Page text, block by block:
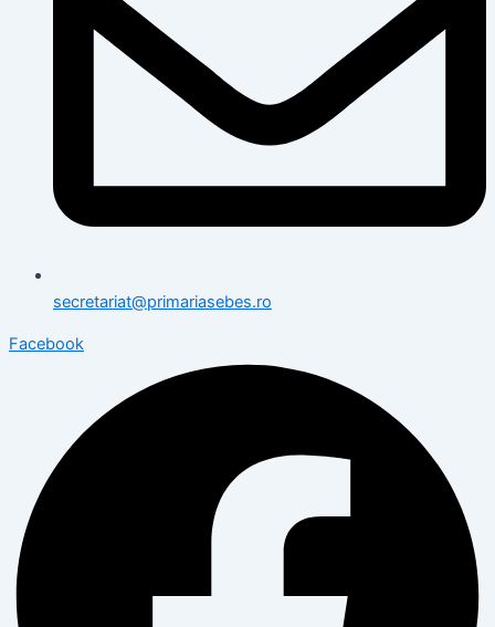
secretariat@primariasebes.ro
Facebook